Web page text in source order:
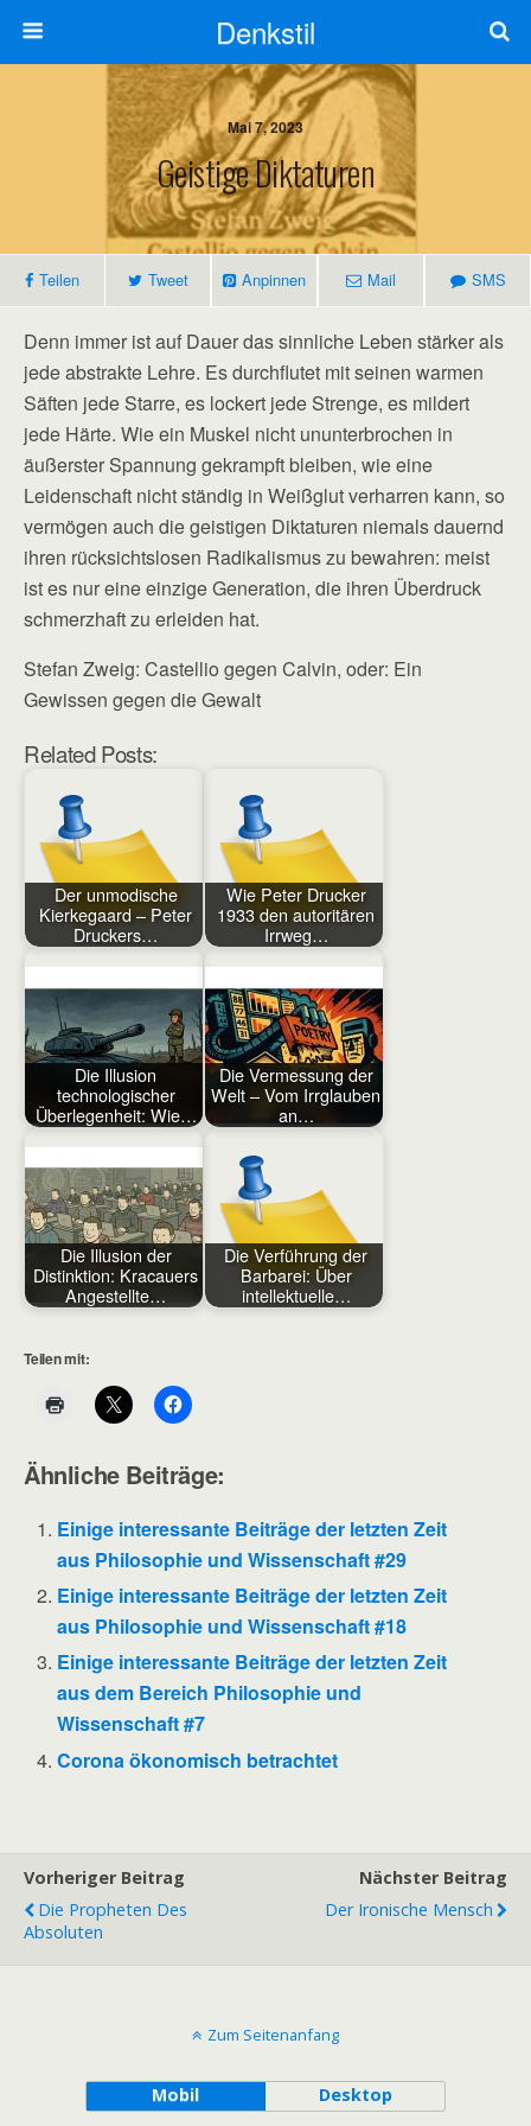
Denkstil
Mai 7, 2023
Geistige Diktaturen
Teilen Tweet Anpinnen Mail SMS
Denn immer ist auf Dauer das sinnliche Leben stärker als
jede abstrakte Lehre. Es durchflutet mit seinen warmen
Säften jede Starre, es lockert jede Strenge, es mildert
jede Härte. Wie ein Muskel nicht ununterbrochen in
äußerster Spannung gekrampft bleiben, wie eine
Leidenschaft nicht ständig in Weißglut verharren kann, so
vermögen auch die geistigen Diktaturen niemals dauernd
ihren rücksichtslosen Radikalismus zu bewahren: meist
ist es nur eine einzige Generation, die ihren Überdruck
schmerzhaft zu erleiden hat.
Stefan Zweig: Castellio gegen Calvin, oder: Ein
Gewissen gegen die Gewalt
Related Posts:
Der unmodische
Kierkegaard – Peter
Druckers…
Wie Peter Drucker
1933 den autoritären
Irrweg…
Die Illusion
technologischer
Überlegenheit: Wie…
Die Vermessung der
Welt – Vom Irrglauben
an…
Die Illusion der
Distinktion: Kracauers
Angestellte…
Die Verführung der
Barbarei: Über
intellektuelle…
Teilen mit:
Ähnliche Beiträge:
Einige interessante Beiträge der letzten Zeit
aus Philosophie und Wissenschaft #29
Einige interessante Beiträge der letzten Zeit
aus Philosophie und Wissenschaft #18
Einige interessante Beiträge der letzten Zeit
aus dem Bereich Philosophie und
Wissenschaft #7
Corona ökonomisch betrachtet
Vorheriger Beitrag
Die Propheten Des
Absoluten
Nächster Beitrag
Der Ironische Mensch
Zum Seitenanfang
Mobil Desktop